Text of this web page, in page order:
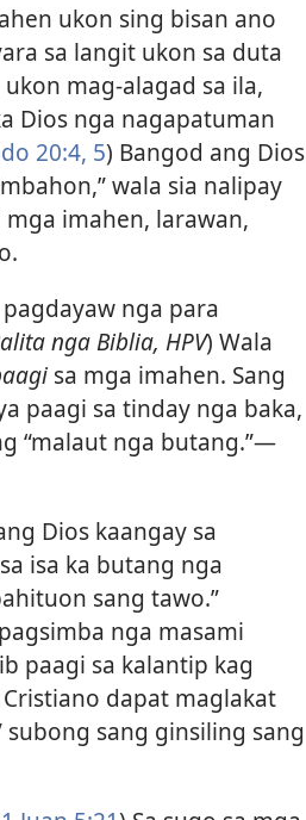
ukon sing bisan ano
sa langit ukon sa duta
mag-alagad sa ila,
Dios nga nagapatuman
20:​4, 5) Bangod ang Dios
wala sia nalipay
imahen, larawan,
nga para
nga Biblia, HPV) Wala
sa mga imahen. Sang
paagi sa tinday nga baka,
“malaut nga butang.”​—
Dios kaangay sa
isa ka butang nga
sang tawo.”
nga masami
paagi sa kalantip kag
dapat maglakat
subong sang ginsiling sang